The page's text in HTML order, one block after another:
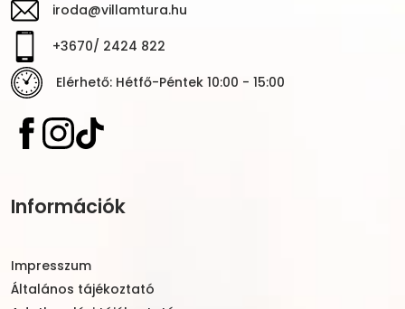
iroda@villamtura.hu
+3670/ 2424 822
Elérhető: Hétfő-Péntek 10:00 - 15:00
Információk
Impresszum
Általános tájékoztató